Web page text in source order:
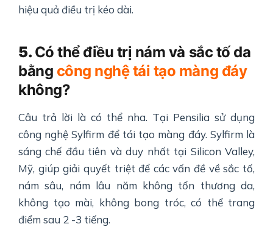
hiệu quả điều trị kéo dài.
5. Có thể điều trị nám và sắc tố da
bằng công nghệ tái tạo màng đáy
không?
Câu trả lời là có thể nha. Tại Pensilia sử dụng
công nghệ Sylfirm để tái tạo màng đáy. Sylfirm là
sáng chế đầu tiên và duy nhất tại Silicon Valley,
Mỹ, giúp giải quyết triệt để các vấn đề về sắc tố,
nám sâu, nám lâu năm không tổn thương da,
không tạo mài, không bong tróc, có thể trang
điểm sau 2 -3 tiếng.